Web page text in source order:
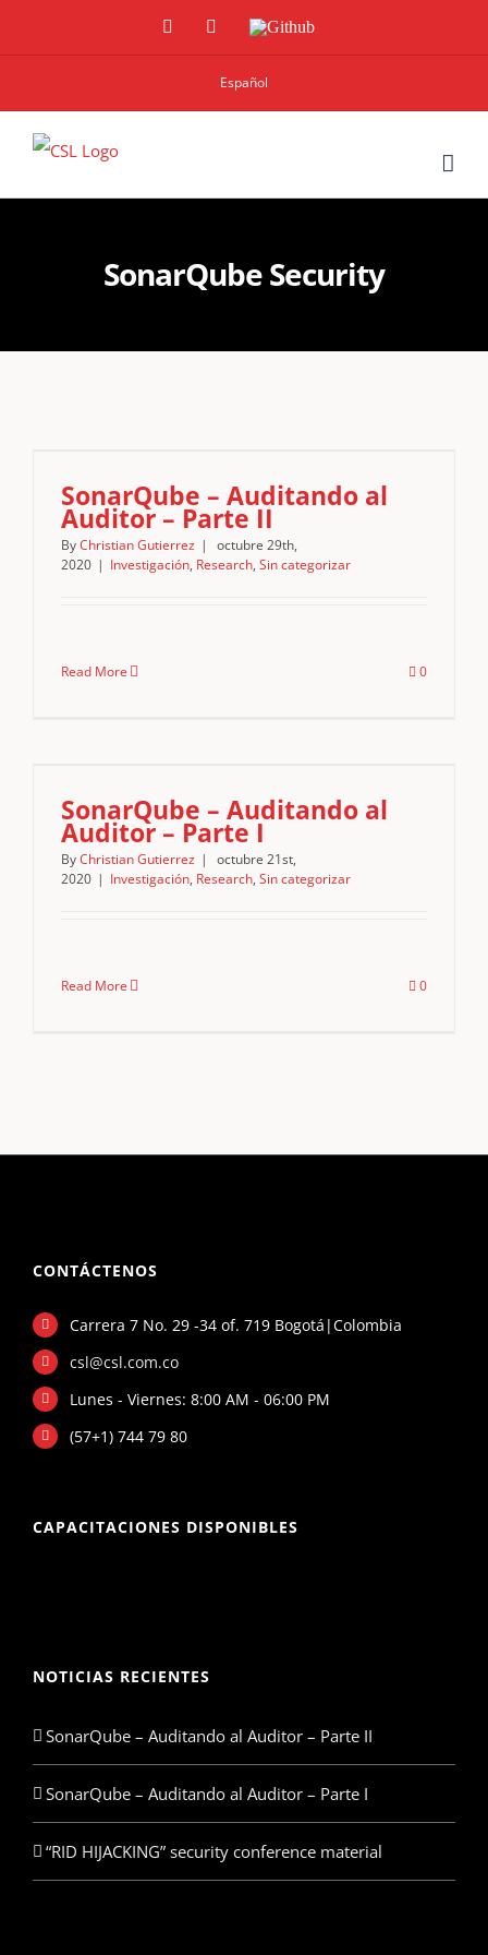
LinkedinTwitterGithub
Español
SonarQube Security
SonarQube – Auditando al
Auditor – Parte II
ByChristian Gutierrez |
octubre 29th,
2020 | Investigación, Research, Sin categorizar
Read More 0
SonarQube – Auditando al
Auditor – Parte I
ByChristian Gutierrez |
octubre 21st,
2020 | Investigación, Research, Sin categorizar
Read More 0
CONTÁCTENOS
Carrera 7 No. 29 -34 of. 719 Bogotá|Colombia
csl@csl.com.co
Lunes - Viernes: 8:00 AM - 06:00 PM
(57+1) 744 79 80
CAPACITACIONES DISPONIBLES
NOTICIAS RECIENTES
SonarQube – Auditando al Auditor – Parte II
SonarQube – Auditando al Auditor – Parte I
“RID HIJACKING” security conference material